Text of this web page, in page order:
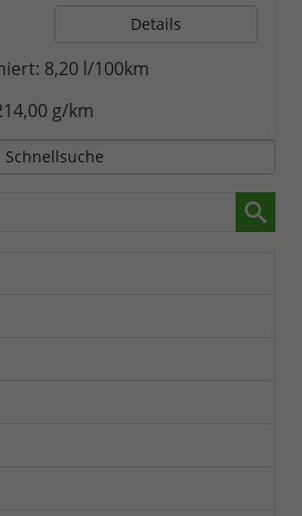
Details
8,20 l/100km
g/km
Schnellsuche